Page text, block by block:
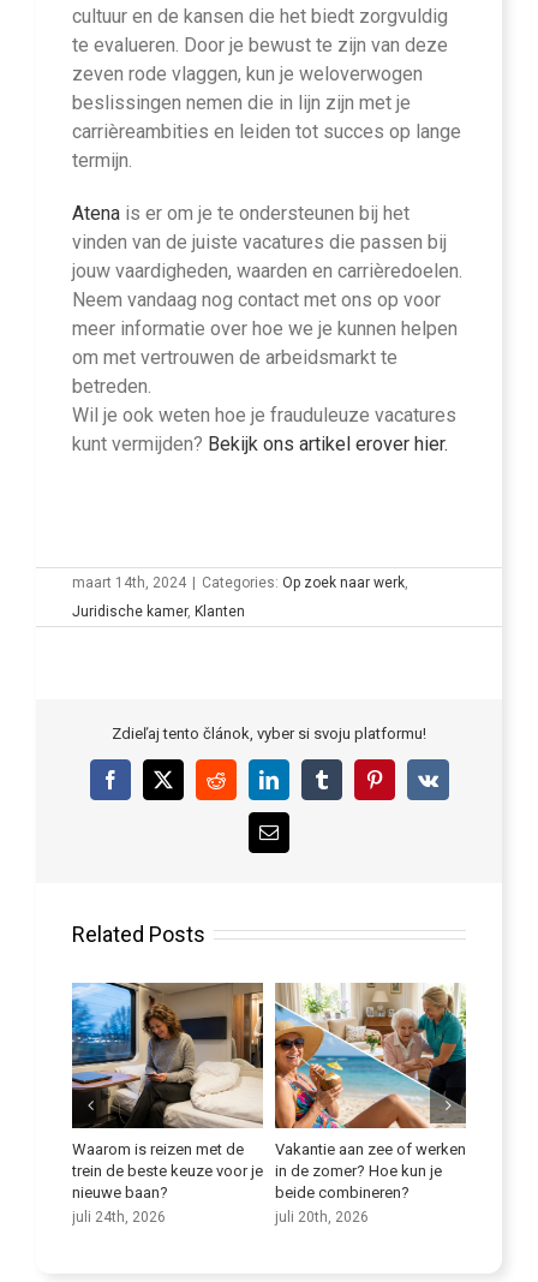
cultuur en de kansen die het biedt zorgvuldig
te evalueren. Door je bewust te zijn van deze
zeven rode vlaggen, kun je weloverwogen
beslissingen nemen die in lijn zijn met je
carrièreambities en leiden tot succes op lange
termijn.
Atena is er om je te ondersteunen bij het
vinden van de juiste vacatures die passen bij
jouw vaardigheden, waarden en carrièredoelen.
Neem vandaag nog contact met ons op voor
meer informatie over hoe we je kunnen helpen
om met vertrouwen de arbeidsmarkt te
betreden.
Wil je ook weten hoe je frauduleuze vacatures
kunt vermijden? Bekijk ons artikel erover hier.
maart 14th, 2024 Categories: Op zoek naar werk,
Juridische kamer, Klanten
Zdieľaj tento článok, vyber si svoju platformu!
Facebook
X RedditLinkedInTumblrPinterest
Vk
Email
Related Posts
Waarom is reizen met de
trein de beste keuze voor je
nieuwe baan?
juli 24th, 2026
Vakantie aan zee of werken
in de zomer? Hoe kun je
beide combineren?
juli 20th, 2026
Verbeter je
juli 9th, 2026